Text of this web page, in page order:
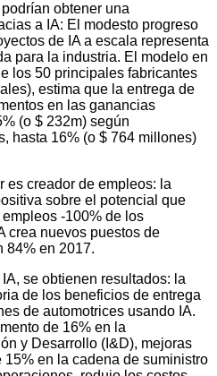
obtener una
a IA: El modesto progreso
de IA a escala representa
para la industria. El modelo en
los 50 principales fabricantes
estima que la entrega de
en las ganancias
(o $ 232m) según
hasta 16% (o $ 764 millones)
es creador de empleos: la
sobre el potencial que
-100% de los
crea nuevos puestos de
84% en 2017.
se obtienen resultados: la
de los beneficios de entrega
de automotrices usando IA.
de 16% en la
y Desarrollo (I&D), mejoras
en la cadena de suministro